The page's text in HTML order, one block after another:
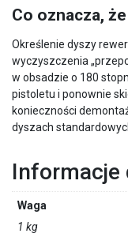
Co oznacza,
Określenie dyszy
wyczyszczenia
w obsadzie o 180
pistoletu i ponownie
konieczności
dyszach
Informacje
Waga
1 kg